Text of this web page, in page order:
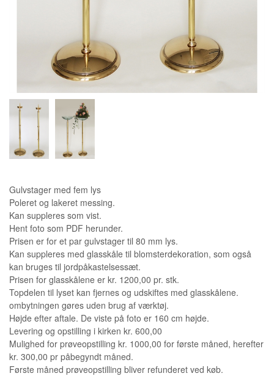
Gulvstager med fem lys
Poleret og lakeret messing.
Kan suppleres som vist.
Hent foto som PDF herunder.
Prisen er for et par gulvstager til 80 mm lys.
Kan suppleres med glasskåle til blomsterdekoration, som også
kan bruges til jordpåkastelsessæt.
Prisen for glasskålene er kr. 1200,00 pr. stk.
Topdelen til lyset kan fjernes og udskiftes med glasskålene.
ombytningen gøres uden brug af værktøj.
Højde efter aftale. De viste på foto er 160 cm højde.
Levering og opstilling i kirken kr. 600,00
Mulighed for prøveopstilling kr. 1000,00 for første måned, herefter
kr. 300,00 pr påbegyndt måned.
Første måned prøveopstilling bliver refunderet ved køb.